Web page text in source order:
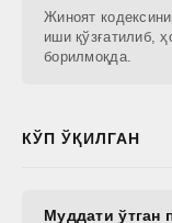
Жиноят
иши қўзғатилиб,
борилмоқда.
КЎП ЎҚИЛГАН
Муддати ўтган